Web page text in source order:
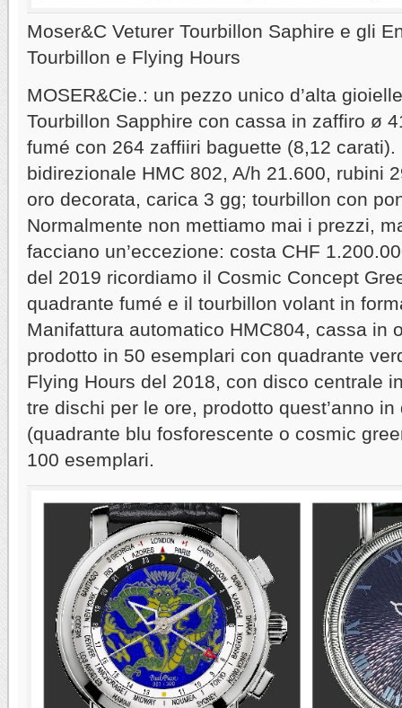
Moser&C Veturer Tourbillon Saphire e gli
Tourbillon e Flying Hours
MOSER&Cie.: un pezzo unico d’alta
Tourbillon Sapphire con cassa in zaffiro ø
fumé con 264 zaffiiri baguette (8,12
bidirezionale HMC 802, A/h 21.600, rubini
oro decorata, carica 3 gg; tourbillon con
Normalmente non mettiamo mai i prezzi,
facciano un’eccezione: costa CHF
del 2019 ricordiamo il Cosmic Concept
quadrante fumé e il tourbillon volant in
Manifattura automatico HMC804, cassa in
prodotto in 50 esemplari con quadrante
Flying Hours del 2018, con disco centrale
tre dischi per le ore, prodotto quest’anno
(quadrante blu fosforescente o cosmic
100 esemplari.